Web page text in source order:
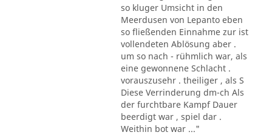
so kluger Umsicht in den
Meerdusen von Lepanto eben
so fließenden Einnahme zur ist
vollendeten Ablösung aber .
um so nach - rühmlich war, als
eine gewonnene Schlacht .
vorauszusehr . theiliger , als S
Diese Verrinderung dm-ch Als
der furchtbare Kampf Dauer
beerdigt war , spiel dar .
Weithin bot war ..."